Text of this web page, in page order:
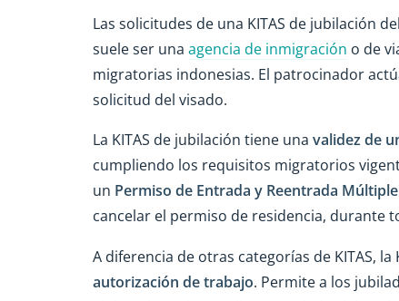
Las solicitudes de una KITAS de jubilación
suele ser una agencia de inmigración o de
migratorias indonesias. El patrocinador
solicitud del visado.
La KITAS de jubilación tiene una validez de
cumpliendo los requisitos migratorios
un Permiso de Entrada y Reentrada Múltiple
cancelar el permiso de residencia, durante
A diferencia de otras categorías de KITAS,
autorización de trabajo. Permite a los